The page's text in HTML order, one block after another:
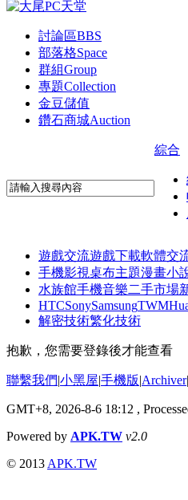
討論區BBS
部落格Space
群組Group
專題Collection
金豆儲值
鑽石商城Auction
綜合
遊戲交流遊戲下載軟體交
手機影視桌布主題漫畫小
水族館手機音樂二手市場
HTCSonySamsungTWM
解密技術繁化技術
抱歉，您需要登錄後才能查看
聯繫我們|小黑屋|手機版|Archiver|
GMT+8, 2026-8-6 18:12 ,
Powered by APK.TW v2.0
© 2013 APK.TW